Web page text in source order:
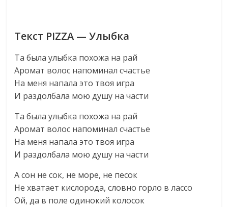
Текст PIZZA — Улыбка
Та была улыбка похожа на рай
Аромат волос напоминал счастье
На меня напала это твоя игра
И раздолбала мою душу на части
Та была улыбка похожа на рай
Аромат волос напоминал счастье
На меня напала это твоя игра
И раздолбала мою душу на части
А сон не сок, не море, не песок
Не хватает кислорода, словно горло в лассо
Ой, да в поле одинокий колосок